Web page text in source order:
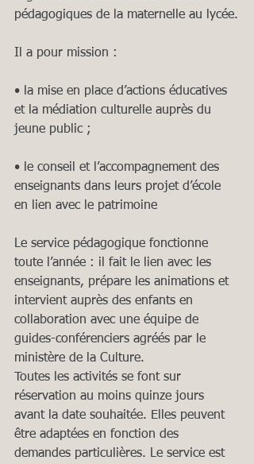
pédagogiques de la maternelle au lycée.
Il a pour mission :
• la mise en place d’actions éducatives
et la médiation culturelle auprès du
jeune public ;
• le conseil et l’accompagnement des
enseignants dans leurs projet d’école
en lien avec le patrimoine
Le service pédagogique fonctionne
toute l’année : il fait le lien avec les
enseignants, prépare les animations et
intervient auprès des enfants en
collaboration avec une équipe de
guides-conférenciers agréés par le
ministère de la Culture.
Toutes les activités se font sur
réservation au moins quinze jours
avant la date souhaitée. Elles peuvent
être adaptées en fonction des
demandes particulières. Le service est